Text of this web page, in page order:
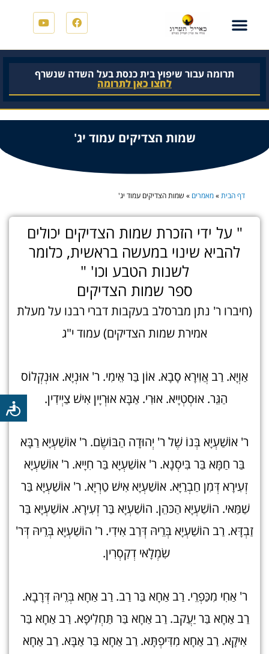
תרומה עבור שיפוץ בית כנסת בעל השדה שנשרף
לחצו כאן לתרומה
שמות הצדיקים עמוד יג'
דף הבית » מאמרים » שמות הצדיקים עמוד יג'
" על ידי הזכרת שמות הצדיקים יכולים
להביא שינוי במעשה בראשית, כלומר
לשנות הטבע וכו' "
ספר שמות הצדיקים
(חיברו ר' נתן מברסלב בעקבות דברי רבנו על מעלת
אמירת שמות הצדיקים) עמוד י"ג
אַוְיָא. רַב אֲוִירָא סָבָא. אוֹן בַּר אֵימִי. ר' אוּנְיָא. אוּנְקְלוֹס
הַגֵּר. אוּסְטְיָיא. אוּרִי. אַבָּא אוּרְיָין אִישׁ צַיְידִין.
ר' אוֹשַׁעְיָא בְּנוֹ שֶׁל ר' יְהוּדָה הַבּוֹשֶׂם. ר' אוֹשַׁעְיָא רַבָּא
בַּר חַמָּא בַּר בִּיסְנָא. ר' אוֹשַׁעְיָא בַּר חִיָיא. ר' אוֹשַׁעְיָא
זְעִירָא דְּמִן חַבְרַיָּא. אוֹשַׁעְיָא אִישׁ טַרְיָא. ר' אוֹשַׁעְיָא בַּר
שַׁמַּאי. הוֹשַׁעְיָא הַכּהֵן. הוֹשַׁעְיָא בַּר זְעִירָא. אוֹשַׁעְיָא בַּר
זַבְדָּא. רַב הוֹשַׁעְיָא בְּרֵיהּ דְּרַב אִידִי. ר' הוֹשַׁעְיָא בְּרֵיהּ דְּר'
שִׂמְלָאי דְקִסְרִין.
ר' אַחִי מִכַּפְרֵי. רַב אַחָא בַּר רַב. רַב אַחָא בְּרֵיהּ דְּרָבָא.
רַב אַחָא בַּר יַעֲקב. רַב אַחָא בַּר תַּחְלִיפָא. רַב אַחָא בַּר
אִיקָא. רַב אַחָא מִדִּיפְתָּא. רַב אַחָא בַּר אַבָּא. רַב אַחָא